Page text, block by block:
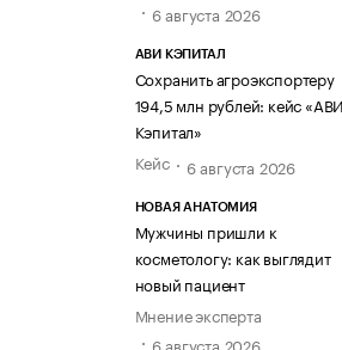
6 августа 2026
АВИ КЭПИТАЛ
Сохранить агроэкспортеру
194,5 млн рублей: кейс «АВИ
Кэпитал»
Кейс
6 августа 2026
НОВАЯ АНАТОМИЯ
Мужчины пришли к
косметологу: как выглядит
новый пациент
Мнение эксперта
6 августа 2026